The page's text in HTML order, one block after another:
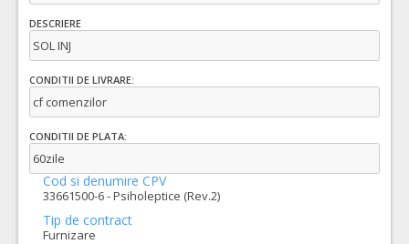
DESCRIERE
SOL INJ
CONDITII DE LIVRARE:
cf comenzilor
CONDITII DE PLATA:
60zile
Cod si denumire CPV
33661500-6 - Psiholeptice (Rev.2)
Tip de contract
Furnizare